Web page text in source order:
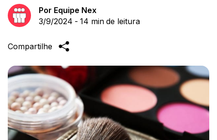
Por Equipe Nex
3/9/2024 - 14 min de leitura
Compartilhe